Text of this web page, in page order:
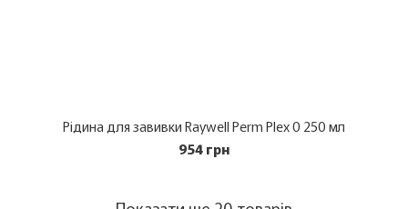
Рідина для завивки Raywell Perm Plex 0 250 мл
954 грн